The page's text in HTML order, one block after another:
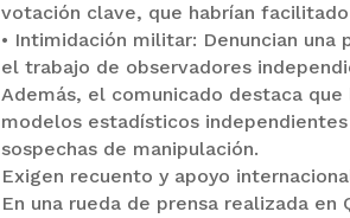
votación clave, que habrían
• Intimidación militar: Denuncian
el trabajo de observadores
Además, el comunicado destaca
modelos estadísticos
sospechas de manipulación.
Exigen recuento y apoyo
En una rueda de prensa realizada